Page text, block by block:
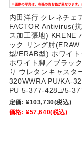
内田洋行 クレネチェ
FACTOR Antivirus(
ス加工張地) KRENE
ック リング肘(ERAW
型/ERAB型) ホワイ
ホワイト脚／ブラッ
り ウレタンキャスタ
320WWRA PU/KA-
PU 5-377-428□/5-
定価: ¥103,730(税込)
価格: ¥57,640(税込)